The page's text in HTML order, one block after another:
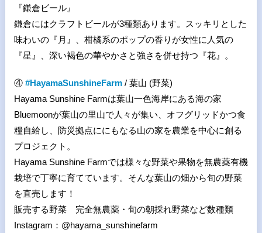
『鎌倉ビール』
鎌倉にはクラフトビールが3種類あります。スッキリとした
味わいの『月』、柑橘系のポップの香りが女性に人気の
『星』、深い褐色の華やかさと強さを併せ持つ『花』。
④ #HayamaSunshineFarm/ 葉山 (野菜)
Hayama Sunshine Farmは葉山一色海岸にある海の家
Bluemoonが葉山の里山で人々が集い、オフグリッドかつ食
糧自給し、防災拠点ににもなる山の家を農業を中心に創る
プロジェクト。
Hayama Sunshine Farmでは様々な野菜や果物を無農薬有機
栽培で丁寧に育てています。そんな葉山の畑から旬の野菜
を直売します！
販売する野菜 完全無農薬・旬の朝採れ野菜など数種類
Instagram：@hayama_sunshinefarm